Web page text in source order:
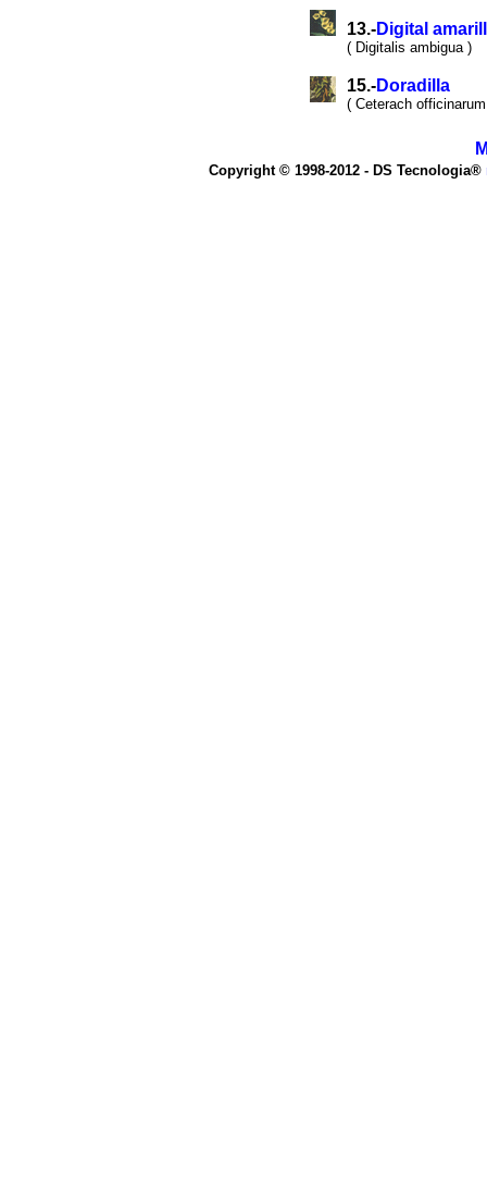
13.-Digital
( Digitalis ambigua )
15.-Doradilla
( Ceterach
Copyright © 1998-2012 - DS Tecnologia®